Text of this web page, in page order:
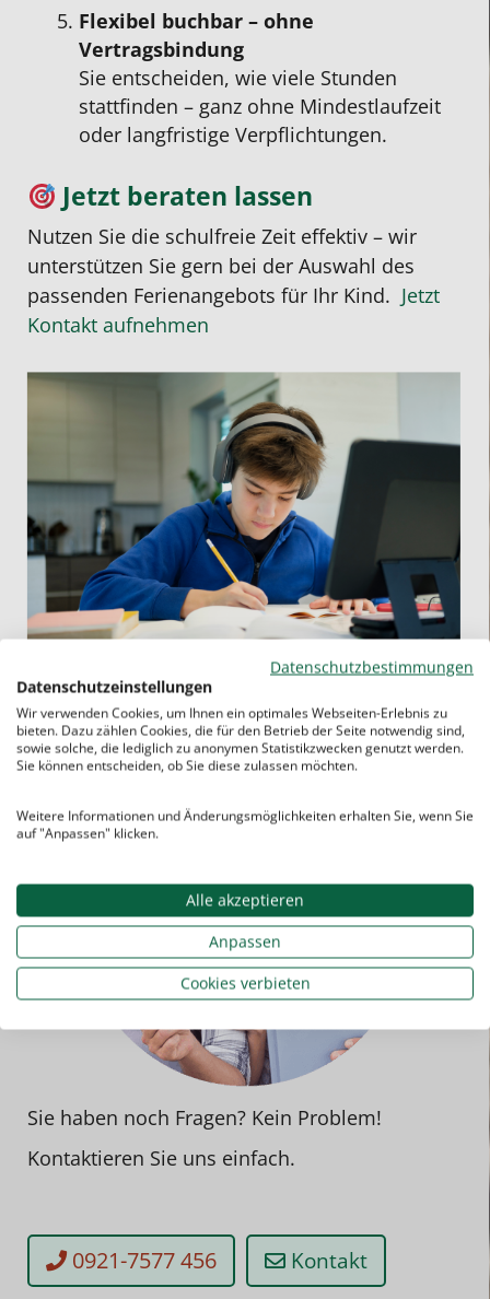
Flexibel buchbar – ohne
Vertragsbindung
Sie entscheiden, wie viele Stunden
stattfinden – ganz ohne Mindestlaufzeit
oder langfristige Verpflichtungen.
Jetzt beraten lassen
Nutzen Sie die schulfreie Zeit effektiv – wir
unterstützen Sie gern bei der Auswahl des
passenden Ferienangebots für Ihr Kind. Jetzt
Kontakt aufnehmen
Sie haben noch Fragen? Kein Problem!
Kontaktieren Sie uns einfach.
0921-7577 456 Kontakt
Datenschutzbestimmungen
Datenschutzeinstellungen
Wir verwenden Cookies, um Ihnen ein optimales Webseiten-Erlebnis zu
bieten. Dazu zählen Cookies, die für den Betrieb der Seite notwendig sind,
sowie solche, die lediglich zu anonymen Statistikzwecken genutzt werden.
Sie können entscheiden, ob Sie diese zulassen möchten.
Weitere Informationen und Änderungsmöglichkeiten erhalten Sie, wenn Sie
auf "Anpassen" klicken.
Alle akzeptieren
Anpassen
Cookies verbieten